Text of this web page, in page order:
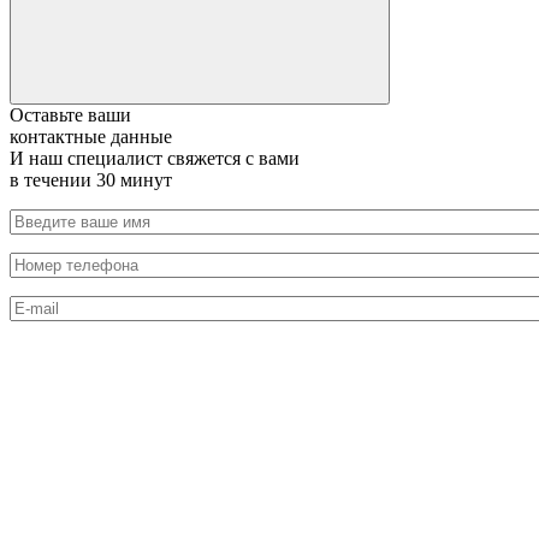
Оставьте ваши
контактные данные
И наш специалист свяжется с вами
в течении 30 минут